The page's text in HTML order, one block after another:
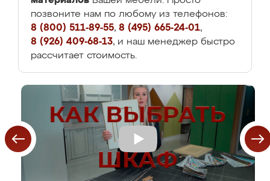
позвоните нам по любому из телефонов:
8 (800) 511-89-55, 8 (495) 665-24-01,
8 (926) 409-68-13, и наш менеджер быстро
рассчитает стоимость.